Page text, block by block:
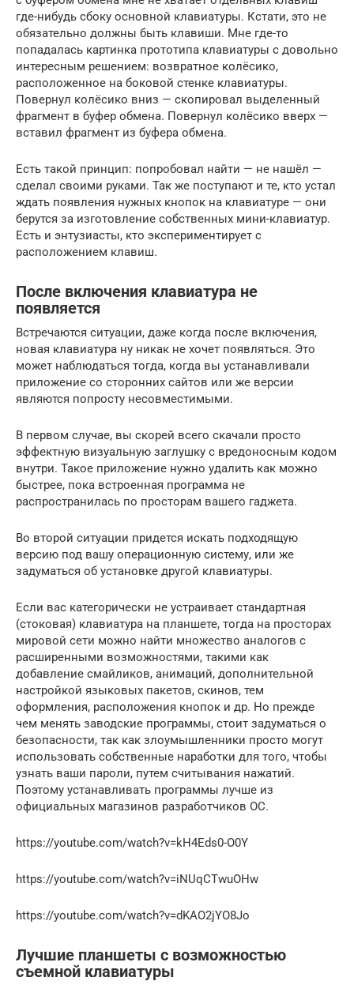
где-нибудь сбоку основной клавиатуры. Кстати, это не
обязательно должны быть клавиши. Мне где-то
попадалась картинка прототипа клавиатуры с довольно
интересным решением: возвратное колёсико,
расположенное на боковой стенке клавиатуры.
Повернул колёсико вниз — скопировал выделенный
фрагмент в буфер обмена. Повернул колёсико вверх —
вставил фрагмент из буфера обмена.
Есть такой принцип: попробовал найти — не нашёл —
сделал своими руками. Так же поступают и те, кто устал
ждать появления нужных кнопок на клавиатуре — они
берутся за изготовление собственных мини-клавиатур.
Есть и энтузиасты, кто экспериментирует с
расположением клавиш.
После включения клавиатура не
появляется
Встречаются ситуации, даже когда после включения,
новая клавиатура ну никак не хочет появляться. Это
может наблюдаться тогда, когда вы устанавливали
приложение со сторонних сайтов или же версии
являются попросту несовместимыми.
В первом случае, вы скорей всего скачали просто
эффектную визуальную заглушку с вредоносным кодом
внутри. Такое приложение нужно удалить как можно
быстрее, пока встроенная программа не
распространилась по просторам вашего гаджета.
Во второй ситуации придется искать подходящую
версию под вашу операционную систему, или же
задуматься об установке другой клавиатуры.
Если вас категорически не устраивает стандартная
(стоковая) клавиатура на планшете, тогда на просторах
мировой сети можно найти множество аналогов с
расширенными возможностями, такими как
добавление смайликов, анимаций, дополнительной
настройкой языковых пакетов, скинов, тем
оформления, расположения кнопок и др. Но прежде
чем менять заводские программы, стоит задуматься о
безопасности, так как злоумышленники просто могут
использовать собственные наработки для того, чтобы
узнать ваши пароли, путем считывания нажатий.
Поэтому устанавливать программы лучше из
официальных магазинов разработчиков ОС.
https://youtube.com/watch?v=kH4Eds0-O0Y
https://youtube.com/watch?v=iNUqCTwuOHw
https://youtube.com/watch?v=dKAO2jYO8Jo
Лучшие планшеты с возможностью
съемной клавиатуры